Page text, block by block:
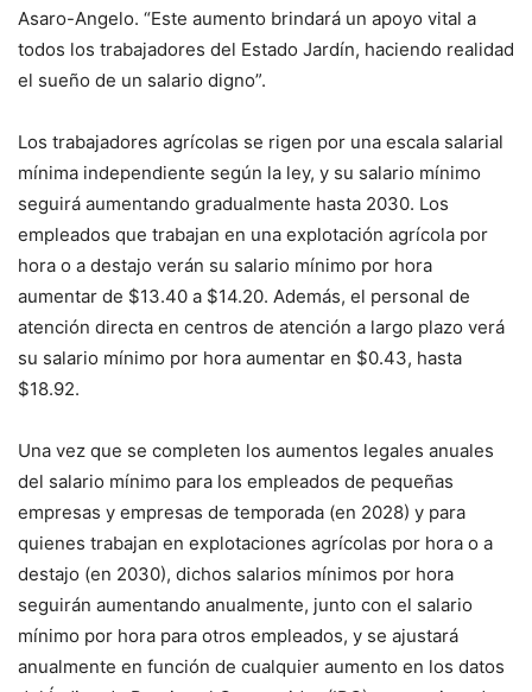
Asaro-Angelo. “Este aumento brindará un apoyo vital a
todos los trabajadores del Estado Jardín, haciendo realidad
el sueño de un salario digno”.
Los trabajadores agrícolas se rigen por una escala salarial
mínima independiente según la ley, y su salario mínimo
seguirá aumentando gradualmente hasta 2030. Los
empleados que trabajan en una explotación agrícola por
hora o a destajo verán su salario mínimo por hora
aumentar de $13.40 a $14.20. Además, el personal de
atención directa en centros de atención a largo plazo verá
su salario mínimo por hora aumentar en $0.43, hasta
$18.92.
Una vez que se completen los aumentos legales anuales
del salario mínimo para los empleados de pequeñas
empresas y empresas de temporada (en 2028) y para
quienes trabajan en explotaciones agrícolas por hora o a
destajo (en 2030), dichos salarios mínimos por hora
seguirán aumentando anualmente, junto con el salario
mínimo por hora para otros empleados, y se ajustará
anualmente en función de cualquier aumento en los datos